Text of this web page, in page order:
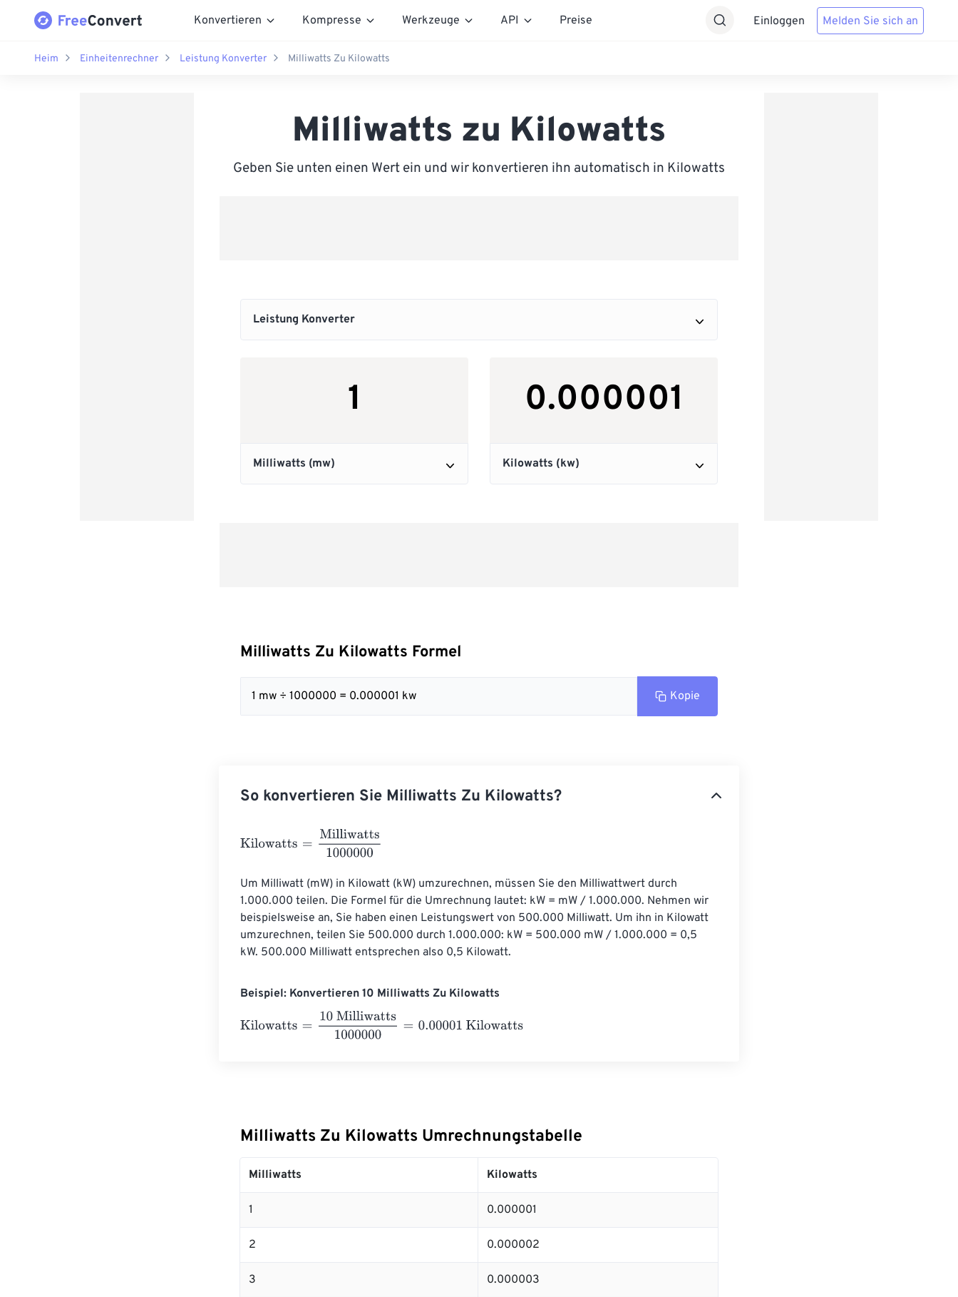
Konvertieren Kompresse Werkzeuge API Preise Einloggen Melden Sie sich an
Heim Einheitenrechner Leistung Konverter Milliwatts Zu Kilowatts
Milliwatts zu Kilowatts
Geben Sie unten einen Wert ein und wir konvertieren ihn automatisch in Kilowatts
Milliwatts Zu Kilowatts Formel
1 mw ÷ 1000000 = 0.000001 kw Kopie
So konvertieren Sie Milliwatts Zu Kilowatts?
Kilowatts = Milliwatts1000000
Um Milliwatt (mW) in Kilowatt (kW) umzurechnen, müssen Sie den Milliwattwert durch
1.000.000 teilen. Die Formel für die Umrechnung lautet: kW = mW / 1.000.000. Nehmen wir
beispielsweise an, Sie haben einen Leistungswert von 500.000 Milliwatt. Um ihn in Kilowatt
umzurechnen, teilen Sie 500.000 durch 1.000.000: kW = 500.000 mW / 1.000.000 = 0,5
kW. 500.000 Milliwatt entsprechen also 0,5 Kilowatt.
Beispiel: Konvertieren 10 Milliwatts Zu Kilowatts
Kilowatts = 10 Milliwatts1000000 0.00001 Kilowatts
Milliwatts Zu Kilowatts Umrechnungstabelle
Milliwatts Kilowatts
1 0.000001
2 0.000002
3 0.000003